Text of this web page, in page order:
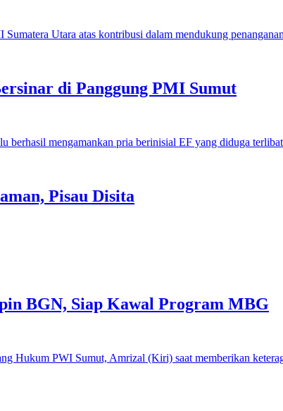
di Panggung PMI Sumut
Pisau Disita
BGN, Siap Kawal Program MBG